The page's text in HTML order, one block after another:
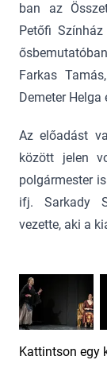
ban az
Petőfi
Farkas
Demeter Helga
Az előadást
között jelen
polgármester
ifj. Sarkady
vezette, aki a
Kattintson egy